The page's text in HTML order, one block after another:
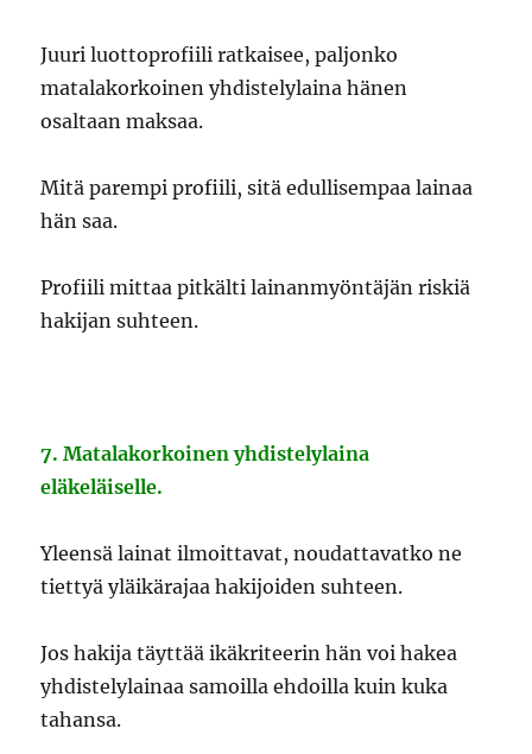
Juuri luottoprofiili ratkaisee, paljonko
matalakorkoinen yhdistelylaina hänen
osaltaan maksaa.
Mitä parempi profiili, sitä edullisempaa lainaa
hän saa.
Profiili mittaa pitkälti lainanmyöntäjän riskiä
hakijan suhteen.
7. Matalakorkoinen yhdistelylaina
eläkeläiselle.
Yleensä lainat ilmoittavat, noudattavatko ne
tiettyä yläikärajaa hakijoiden suhteen.
Jos hakija täyttää ikäkriteerin hän voi hakea
yhdistelylainaa samoilla ehdoilla kuin kuka
tahansa.